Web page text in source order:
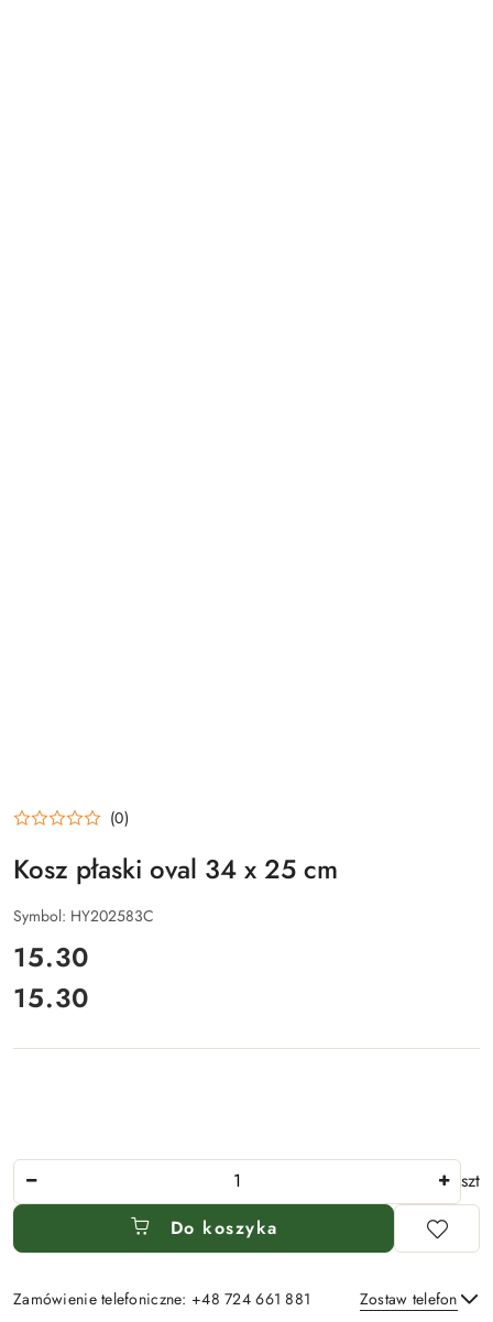
(0)
Kosz płaski oval 34 x 25 cm
Symbol: HY202583C
cena:
15.30
Cena:
15.30
Ilość
szt
Do koszyka
Zamówienie telefoniczne: +48 724 661 881 Zostaw telefon